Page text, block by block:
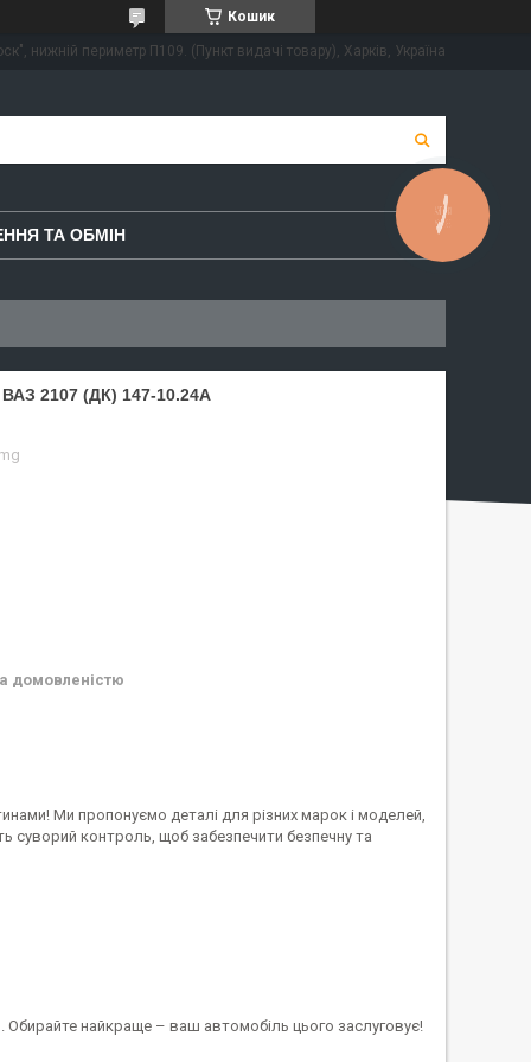
Кошик
нижній периметр П109. (Пункт видачі товару), Харків, Україна
ТА ОБМІН
2107 (ДК) 147-10.24A
домовленістю
Ми пропонуємо деталі для різних марок і моделей,
суворий контроль, щоб забезпечити безпечну та
Обирайте найкраще – ваш автомобіль цього заслуговує!
КНОПКА
ЗВ'ЯЗКУ